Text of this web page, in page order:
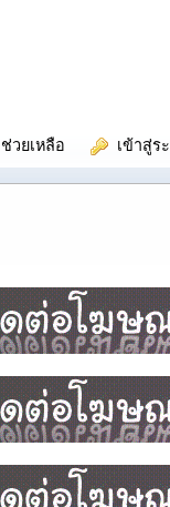
ช่วยเหลือ เข้าสู่ร